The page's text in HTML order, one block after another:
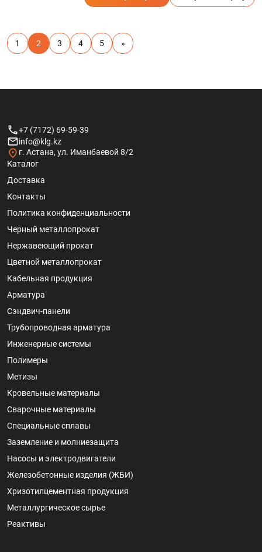
1 2 3 4 5 »
+7 (7172) 69-59-39
info@klg.kz
г. Астана, ул. Иманбаевой 8/2
Каталог
Доставка
Контакты
Политика конфиденциальности
Черный металлопрокат
Нержавеющий прокат
Цветной металлопрокат
Кабельная продукция
Арматура
Сэндвич-панели
Трубопроводная арматура
Инженерные системы
Полимеры
Метизы
Кровельные материалы
Сварочные материалы
Специальные сплавы
Заземление и молниезащита
Насосы и электродвигатели
Железобетонные изделия (ЖБИ)
Хризотилцементная продукция
Металлургическое сырье
Реактивы